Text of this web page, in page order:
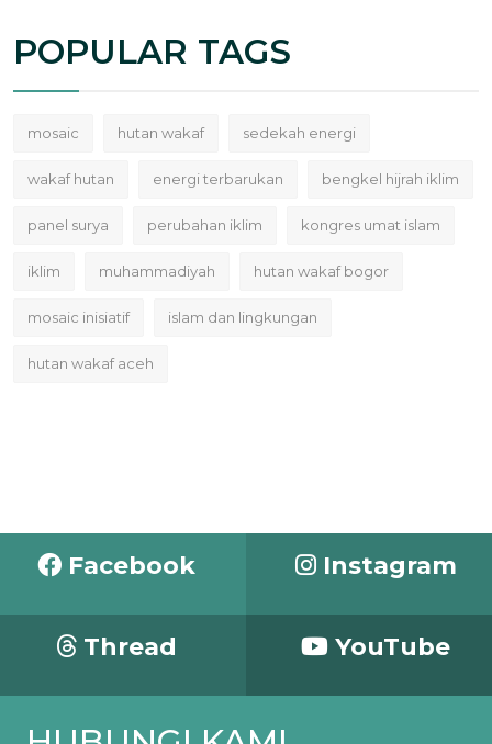
POPULAR TAGS
mosaic hutan wakaf sedekah energi
wakaf hutan energi terbarukan bengkel hijrah iklim
panel surya perubahan iklim kongres umat islam
iklim muhammadiyah hutan wakaf bogor
mosaic inisiatif islam dan lingkungan
hutan wakaf aceh
Facebook Instagram
Thread YouTube